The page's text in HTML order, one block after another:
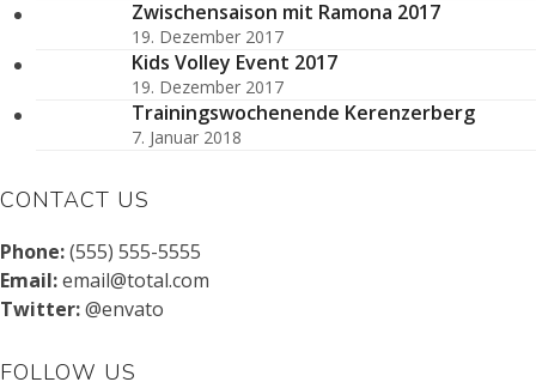
Zwischensaison mit Ramona 2017
19. Dezember 2017
Kids Volley Event 2017
19. Dezember 2017
Trainingswochenende Kerenzerberg
7. Januar 2018
CONTACT US
Phone:(555) 555-5555
Email:email@total.com
Twitter:@envato
FOLLOW US